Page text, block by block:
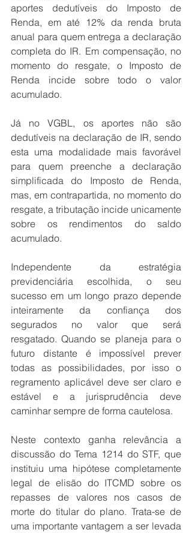
aportes dedutíveis do Imposto de
Renda, em até 12% da renda bruta
anual para quem entrega a declaração
completa do IR. Em compensação, no
momento do resgate, o Imposto de
Renda incide sobre todo o valor
acumulado.
Já no VGBL, os aportes não são
dedutíveis na declaração de IR, sendo
esta uma modalidade mais favorável
para quem preenche a declaração
simplificada do Imposto de Renda,
mas, em contrapartida, no momento do
resgate, a tributação incide unicamente
sobre os rendimentos do saldo
acumulado.
Independente da estratégia
previdenciária escolhida, o seu
sucesso em um longo prazo depende
inteiramente da confiança dos
segurados no valor que será
resgatado. Quando se planeja para o
futuro distante é impossível prever
todas as possibilidades, por isso o
regramento aplicável deve ser claro e
estável e a jurisprudência deve
caminhar sempre de forma cautelosa.
Neste contexto ganha relevância a
discussão do Tema 1214 do STF, que
instituiu uma hipótese completamente
legal de elisão do ITCMD sobre os
repasses de valores nos casos de
morte do titular do plano. Trata-se de
uma importante vantagem a ser levada